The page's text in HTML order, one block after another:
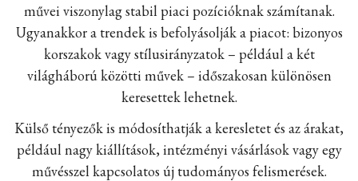
művei viszonylag stabil piaci pozícióknak számítanak.
Ugyanakkor a trendek is befolyásolják a piacot: bizonyos
korszakok vagy stílusirányzatok – például a két
világháború közötti művek – időszakosan különösen
keresettek lehetnek.
Külső tényezők is módosíthatják a keresletet és az árakat,
például nagy kiállítások, intézményi vásárlások vagy egy
művésszel kapcsolatos új tudományos felismerések.